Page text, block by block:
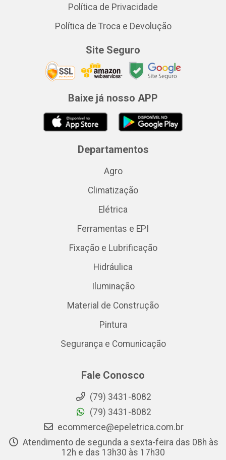
Política de Privacidade
Política de Troca e Devolução
Site Seguro
Baixe já nosso APP
Departamentos
Agro
Climatização
Elétrica
Ferramentas e EPI
Fixação e Lubrificação
Hidráulica
Iluminação
Material de Construção
Pintura
Segurança e Comunicação
Fale Conosco
(79) 3431-8082
(79) 3431-8082
ecommerce@epeletrica.com.br
Atendimento de segunda a sexta-feira das 08h às
12h e das 13h30 às 17h30